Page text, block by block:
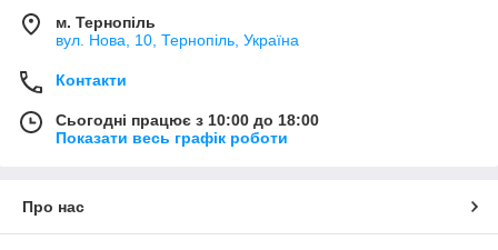
м. Тернопіль
вул. Нова, 10, Тернопіль, Україна
Контакти
Сьогодні працює з 10:00 до 18:00
Показати весь графік роботи
Про нас